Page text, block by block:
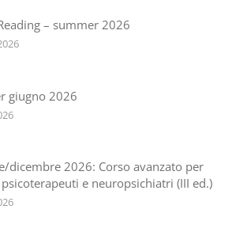
– summer 2026
giugno 2026
dicembre 2026: Corso avanzato per
e neuropsichiatri (III ed.)